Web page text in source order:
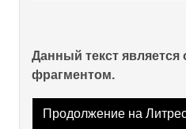
Данный текст
фрагментом.
Продолжение на